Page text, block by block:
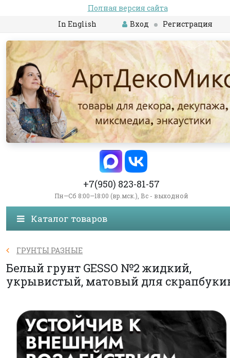
Полная версия сайта
In English
Вход Регистрация
+7(950) 823-81-57
Пн—Сб 8:00—18:00 (вр.мск.), Вс - выходной
Каталог товаров
ГРУНТЫ РАЗНЫЕ
Белый грунт GESSO №2 жидкий,
укрывистый, матовый для